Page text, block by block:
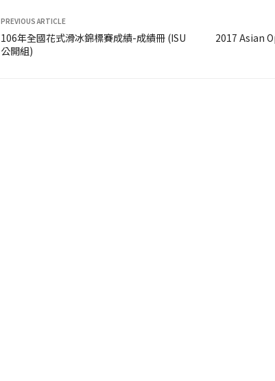
PREVIOUS ARTICLE
106年全國花式滑冰錦標賽成績-成績冊 (ISU
公開組)
2017 Asian